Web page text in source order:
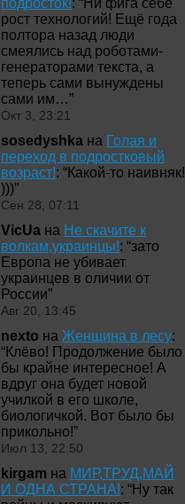
рост технологий! Ещё года
полтора назад люди
смеялись над роботами-
генераторами текста, а
теперь сами вынуждены
сами им…”
Окт 3, 23:21
sosedyshka на Голая и
переход в подростковый
возраст!: “Какой-то наивняк!
)))”
Сен 28, 07:11
VicUa на Не скачите к
волкам,украинцы!: “зато
Европа не убивает
украинцев в оличии от
России”
Авг 20, 13:45
nexto на Женщина в лесу:
“Клёво! Продолжение было
бы крайне интересное! А
вдруг она будет новой
училкой в его школе,
биологичкой. Вот было бы
прикольно!”
Июл 13, 22:50
kirgam на МИР,ТРУД,МАЙ
И ОДНА СТРАНА!: “Ну так